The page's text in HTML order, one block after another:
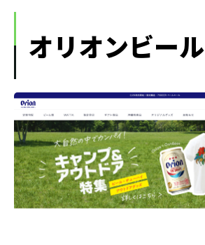
オリオンビール